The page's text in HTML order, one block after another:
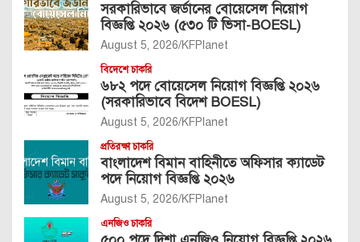
সরকারিভাবে জর্ডানের বোয়েসেল নিয়োগ
বিজ্ঞপ্তি ২০২৬ (৫৩০ টি ভিসা-BOESL)
August 5, 2026 KFPlanet
বিদেশে চাকরি
৬৮২ পদে বোয়েসেল নিয়োগ বিজ্ঞপ্তি ২০২৬
(সরকারিভাবে বিদেশ BOESL)
August 5, 2026 KFPlanet
প্রতিরক্ষা চাকরি
বাংলাদেশ বিমান বাহিনীতে অফিসার ক্যাডেট
পদে নিয়োগ বিজ্ঞপ্তি ২০২৬
August 5, 2026 KFPlanet
এনজিও চাকরি